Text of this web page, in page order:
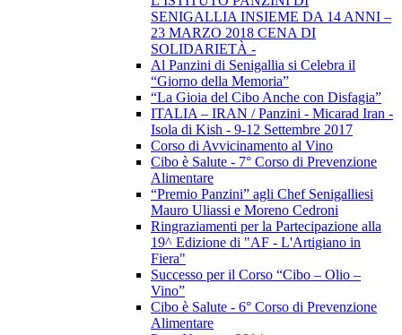
SENIGALLIA INSIEME DA 14 ANNI –
23 MARZO 2018 CENA DI
SOLIDARIETÀ -
Al Panzini di Senigallia si Celebra il
“Giorno della Memoria”
“La Gioia del Cibo Anche con Disfagia”
ITALIA – IRAN / Panzini - Micarad Iran -
Isola di Kish - 9-12 Settembre 2017
Corso di Avvicinamento al Vino
Cibo è Salute - 7° Corso di Prevenzione
Alimentare
“Premio Panzini” agli Chef Senigalliesi
Mauro Uliassi e Moreno Cedroni
Ringraziamenti per la Partecipazione alla
19^ Edizione di "AF - L'Artigiano in
Fiera"
Successo per il Corso “Cibo – Olio –
Vino”
Cibo è Salute - 6° Corso di Prevenzione
Alimentare